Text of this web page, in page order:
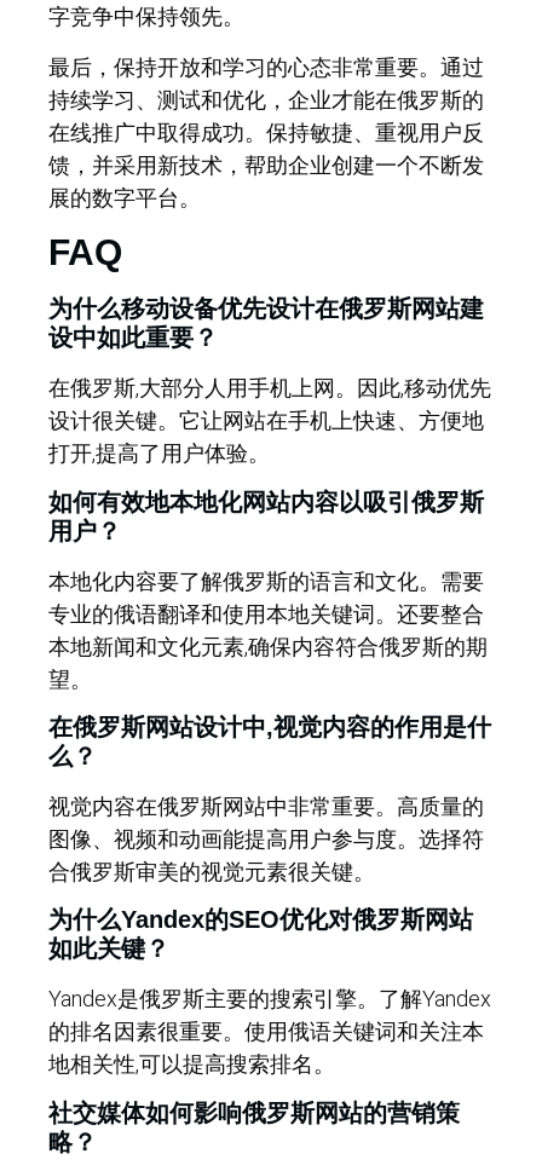
字竞争中保持领先。
最后，保持开放和学习的心态非常重要。通过
持续学习、测试和优化，企业才能在俄罗斯的
在线推广中取得成功。保持敏捷、重视用户反
馈，并采用新技术，帮助企业创建一个不断发
展的数字平台。
FAQ
为什么移动设备优先设计在俄罗斯网站建
设中如此重要？
在俄罗斯,大部分人用手机上网。因此,移动优先
设计很关键。它让网站在手机上快速、方便地
打开,提高了用户体验。
如何有效地本地化网站内容以吸引俄罗斯
用户？
本地化内容要了解俄罗斯的语言和文化。需要
专业的俄语翻译和使用本地关键词。还要整合
本地新闻和文化元素,确保内容符合俄罗斯的期
望。
在俄罗斯网站设计中,视觉内容的作用是什
么？
视觉内容在俄罗斯网站中非常重要。高质量的
图像、视频和动画能提高用户参与度。选择符
合俄罗斯审美的视觉元素很关键。
为什么Yandex的SEO优化对俄罗斯网站
如此关键？
Yandex是俄罗斯主要的搜索引擎。了解Yandex
的排名因素很重要。使用俄语关键词和关注本
地相关性,可以提高搜索排名。
社交媒体如何影响俄罗斯网站的营销策
略？